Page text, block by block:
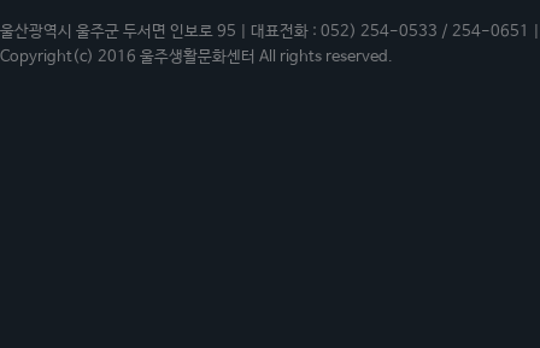
울산광역시 울주군 두서면 인보로 95 | 대표전화 : 052) 254-0533 / 254-
Copyright(c) 2016 울주생활문화센터 All rights reserved.